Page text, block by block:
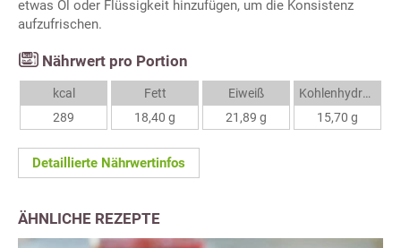
etwas Öl oder Flüssigkeit hinzufügen, um die Konsistenz
aufzufrischen.
Nährwert pro Portion
kcal
289
Fett
18,40 g
Eiweiß
21,89 g
Kohlenhydrate
15,70 g
Detaillierte Nährwertinfos
ÄHNLICHE REZEPTE